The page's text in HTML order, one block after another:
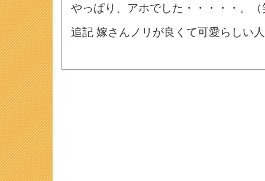
やっぱり、アホでした・・・・・。（
追記 嫁さんノリが良くて可愛らしい